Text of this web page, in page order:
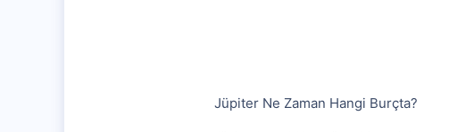
Jüpiter Ne Zaman Hangi Burçta?